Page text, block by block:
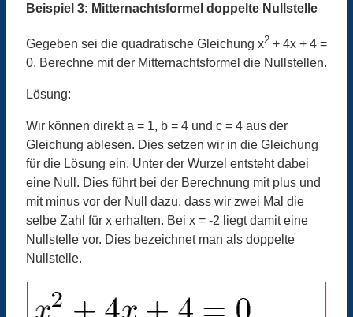
Beispiel 3: Mitternachtsformel doppelte Nullstelle
Gegeben sei die quadratische Gleichung x2 + 4x + 4 =
0. Berechne mit der Mitternachtsformel die Nullstellen.
Lösung:
Wir können direkt a = 1, b = 4 und c = 4 aus der
Gleichung ablesen. Dies setzen wir in die Gleichung
für die Lösung ein. Unter der Wurzel entsteht dabei
eine Null. Dies führt bei der Berechnung mit plus und
mit minus vor der Null dazu, dass wir zwei Mal die
selbe Zahl für x erhalten. Bei x = -2 liegt damit eine
Nullstelle vor. Dies bezeichnet man als doppelte
Nullstelle.